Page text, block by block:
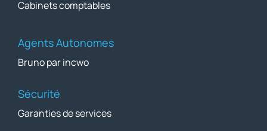
Cabinets comptables
Agents Autonomes
Bruno par incwo
Sécurité
Garanties de services